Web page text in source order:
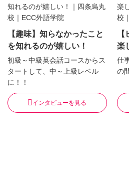
【趣味】知らなかったこと
を知れるのが嬉しい！
初級～中級英会話コースからス
タートして、中～上級レベル
に！！
インタビューを見る
楽
仕
の